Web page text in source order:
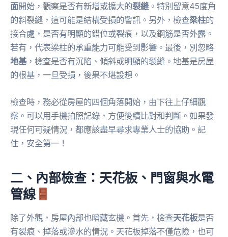
面開始，觀察是否有新增或擴大的裂縫。特別留意45度角
的斜裂縫，這可能是結構受損的警訊。另外，檢查梁柱的
接合處，是否有明顯的錯位或裂痕，以及鋼筋是否外露。
若有，代表梁柱的承重能力可能受到影響。最後，別忽略
地基，檢查是否有沉陷、傾斜或明顯的裂縫。地基是房屋
的根基，一旦受損，後果不堪設想。
檢查時，務必從房屋的四個角落開始，由下往上仔細觀
察。可以用手機拍照記錄，方便後續比對和判斷。如果發
現任何可疑情況，都應該盡早尋求專業人士的協助。記
住，安全第一！
二、內部檢查：天花板、門窗與水電
管線
除了外觀，房屋內部也暗藏玄機。首先，檢查天花板是否
有裂痕、掉落或滲水的情況。天花板掉落不僅危險，也可